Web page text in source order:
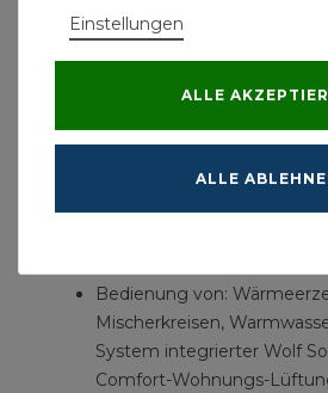
Vier Funktionstasten für
Auswahl und Eingabe
Störmeldungen ebenso in
Ursache und
Installierte WRS-
Bedienung von:
Mischerkreisen,
System integrierter Wolf
Comfort-Wohnungs-
Einstellungen
ALLE
ALLE